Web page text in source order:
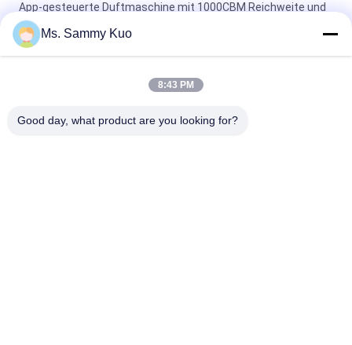
App-gesteuerte Duftmaschine mit 1000CBM Reichweite und
2 Jahren Garantie für große Räume
App-gesteuerte Duftluftmaschine mit 500CBM-Abdeckung
und langlebiger Metallhülle für kommerzielle Verwendung
Luft Maschine für Gewerbe und Hotelnutzung
Ms. Sammy Kuo
8:43 PM
Good day, what product are you looking for?